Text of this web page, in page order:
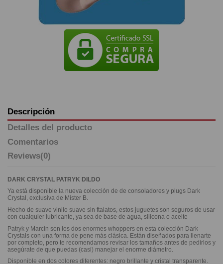
Descripción
Detalles del producto
Comentarios
Reviews(0)
DARK CRYSTAL PATRYK DILDO
Ya está disponible la nueva colección de de consoladores y plugs Dark
Crystal, exclusiva de Mister B.
Hecho de suave vinilo suave sin ftalatos, estos juguetes son seguros de usar
con cualquier lubricante, ya sea de base de agua, silicona o aceite
Patryk y Marcin son los dos enormes whoppers en esta colección Dark
Crystals con una forma de pene más clásica. Están diseñados para llenarte
por completo, pero te recomendamos revisar los tamaños antes de pedirlos y
asegúrate de que puedas (casi) manejar el enorme diámetro.
Disponible en dos colores diferentes: negro brillante y cristal transparente.